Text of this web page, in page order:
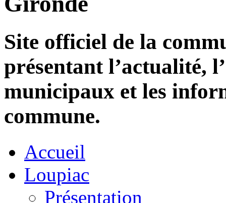
Site officiel de la
présentant l’actualité,
municipaux et les
commune.
Accueil
Loupiac
Présentation